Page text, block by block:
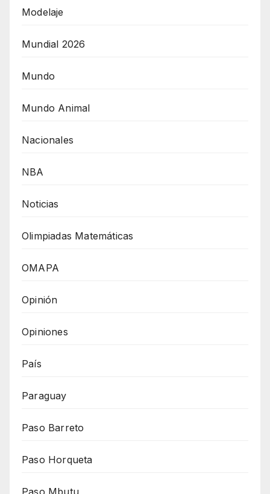
Modelaje
Mundial 2026
Mundo
Mundo Animal
Nacionales
NBA
Noticias
Olimpiadas Matemáticas
OMAPA
Opinión
Opiniones
País
Paraguay
Paso Barreto
Paso Horqueta